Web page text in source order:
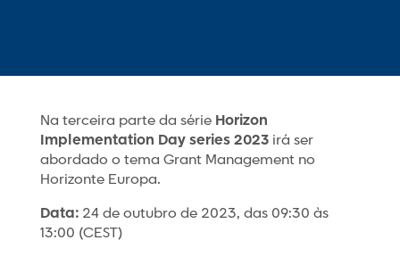
Na terceira parte da série Horizon
Implementation Day series 2023irá ser
abordado o tema Grant Management no
Horizonte Europa.
Data:24 de outubro de 2023, das 09:30 às
13:00 (CEST)